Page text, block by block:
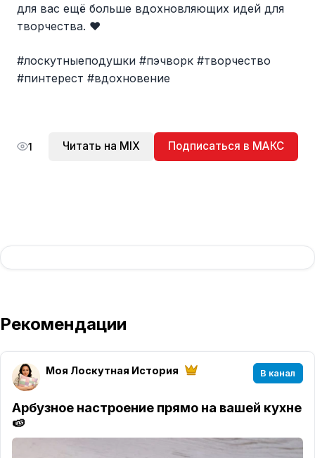
для вас ещё больше вдохновляющих идей для
творчества. ❤️
#лоскутныеподушки #пэчворк #творчество
#пинтерест #вдохновение
1 Читать на MIX Подписаться в МАКС
Рекомендации
Моя Лоскутная История В канал
Арбузное настроение прямо на вашей кухне
🍉